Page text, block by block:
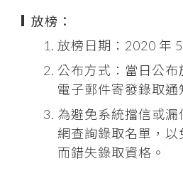
放榜：
放榜日期：2020 年
公布方式：當日公
電子郵件寄發錄取通
為避免系統擋信或
網查詢錄取名單，
而錯失錄取資格。